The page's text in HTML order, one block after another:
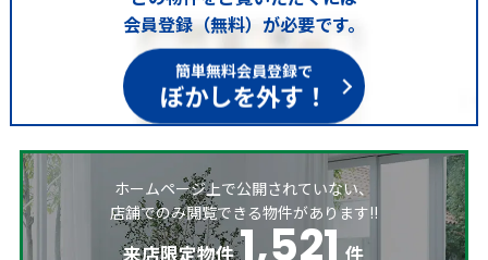
会員登録（無料）が必要です。
簡単無料会員登録で
ぼかしを外す！
ホームページ上で公開されていない、
店舗でのみ閲覧できる物件があります!!
来店限定物件 1,521 件